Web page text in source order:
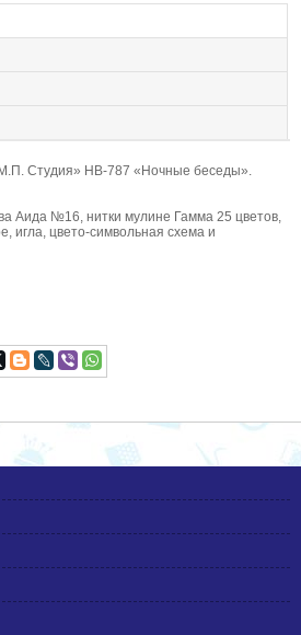
Студия» НВ-787 «Ночные беседы».
Аида №16, нитки мулине Гамма 25 цветов,
игла, цвето-символьная схема и